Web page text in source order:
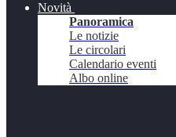
Novità
Panoramica
Le notizie
Le circolari
Calendario eventi
Albo online